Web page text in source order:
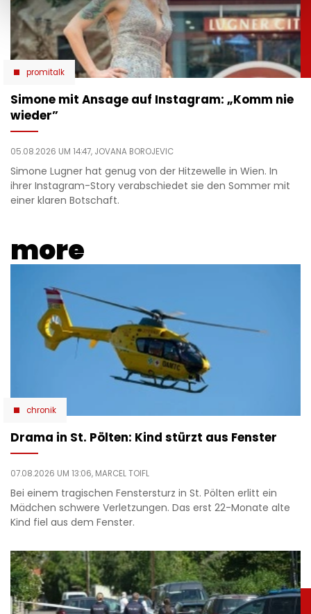
promitalk
Simone mit Ansage auf Instagram: „Komm nie
wieder”
05.08.2026 UM 14:47, JOVANA BOROJEVIC
Simone Lugner hat genug von der Hitzewelle in Wien. In
ihrer Instagram-Story verabschiedet sie den Sommer mit
einer klaren Botschaft.
more
chronik
Drama in St. Pölten: Kind stürzt aus Fenster
07.08.2026 UM 13:06, MARCEL TOIFL
Bei einem tragischen Fenstersturz in St. Pölten erlitt ein
Mädchen schwere Verletzungen. Das erst 22-Monate alte
Kind fiel aus dem Fenster.